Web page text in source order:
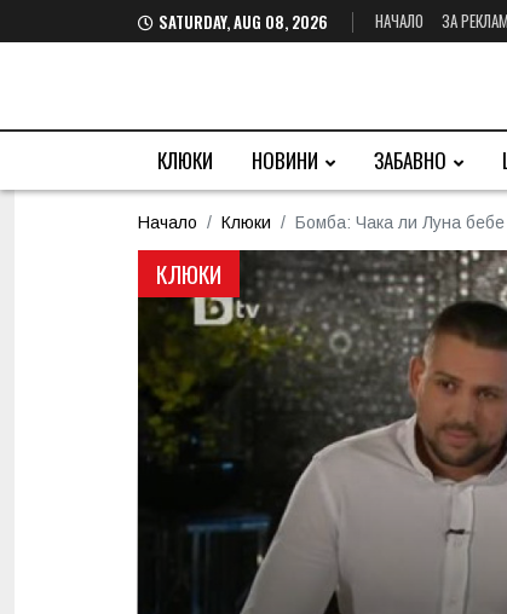
SATURDAY, AUG 08, 2026 НАЧАЛО ЗА
КЛЮКИ НОВИНИ ЗАБАВНО
Начало Клюки Бомба: Чака ли Луна бебе
КЛЮКИ